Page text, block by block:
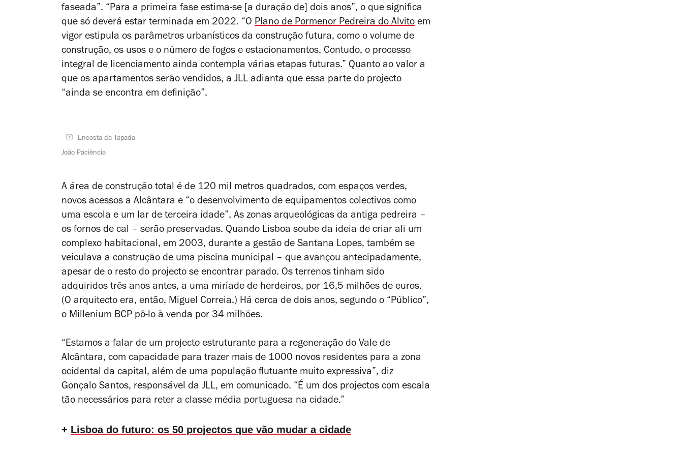
faseada”. “Para a primeira fase estima-se [a duração de] dois anos”, o que significa
que só deverá estar terminada em 2022. “O Plano de Pormenor Pedreira do Alvito em
vigor estipula os parâmetros urbanísticos da construção futura, como o volume de
construção, os usos e o número de fogos e estacionamentos. Contudo, o processo
integral de licenciamento ainda contempla várias etapas futuras.” Quanto ao valor a
que os apartamentos serão vendidos, a JLL adianta que essa parte do projecto
“ainda se encontra em definição”.
Encosta da Tapada
João Paciência
A área de construção total é de 120 mil metros quadrados, com espaços verdes,
novos acessos a Alcântara e “o desenvolvimento de equipamentos colectivos como
uma escola e um lar de terceira idade”. As zonas arqueológicas da antiga pedreira –
os fornos de cal – serão preservadas. Quando Lisboa soube da ideia de criar ali um
complexo habitacional, em 2003, durante a gestão de Santana Lopes, também se
veiculava a construção de uma piscina municipal – que avançou antecipadamente,
apesar de o resto do projecto se encontrar parado. Os terrenos tinham sido
adquiridos três anos antes, a uma miríade de herdeiros, por 16,5 milhões de euros.
(O arquitecto era, então, Miguel Correia.) Há cerca de dois anos, segundo o “Público”,
o Millenium BCP pô-lo à venda por 34 milhões.
“Estamos a falar de um projecto estruturante para a regeneração do Vale de
Alcântara, com capacidade para trazer mais de 1000 novos residentes para a zona
ocidental da capital, além de uma população flutuante muito expressiva”, diz
Gonçalo Santos, responsável da JLL, em comunicado. “É um dos projectos com escala
tão necessários para reter a classe média portuguesa na cidade.”
+ Lisboa do futuro: os 50 projectos que vão mudar a cidade